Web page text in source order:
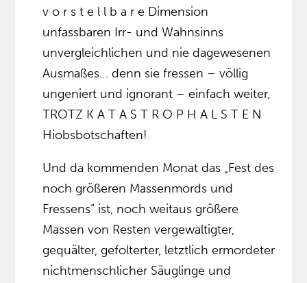
v o r s t e l l b a r e Dimension
unfassbaren Irr- und Wahnsinns
unvergleichlichen und nie dagewesenen
Ausmaßes… denn sie fressen – völlig
ungeniert und ignorant – einfach weiter,
TROTZ K A T A S T R O P H A L S T E N
Hiobsbotschaften!
Und da kommenden Monat das „Fest des
noch größeren Massenmords und
Fressens“ ist, noch weitaus größere
Massen von Resten vergewaltigter,
gequälter, gefolterter, letztlich ermordeter
nichtmenschlicher Säuglinge und